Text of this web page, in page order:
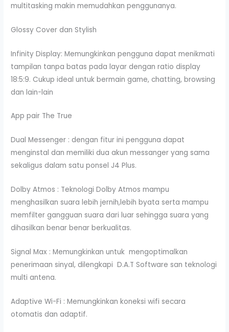
multitasking makin memudahkan penggunanya.
Glossy Cover dan Stylish
Infinity Display: Memungkinkan pengguna dapat menikmati
tampilan tanpa batas pada layar dengan ratio display
18:5:9. Cukup ideal untuk bermain game, chatting, browsing
dan lain-lain
App pair The True
Dual Messenger : dengan fitur ini pengguna dapat
menginstal dan memiliki dua akun messanger yang sama
sekaligus dalam satu ponsel J4 Plus.
Dolby Atmos : Teknologi Dolby Atmos mampu
menghasilkan suara lebih jernih,lebih byata serta mampu
memfilter gangguan suara dari luar sehingga suara yang
dihasilkan benar benar berkualitas.
Signal Max : Memungkinkan untuk mengoptimalkan
penerimaan sinyal, dilengkapi D.A.T Software san teknologi
multi antena.
Adaptive Wi-Fi : Memungkinkan koneksi wifi secara
otomatis dan adaptif.